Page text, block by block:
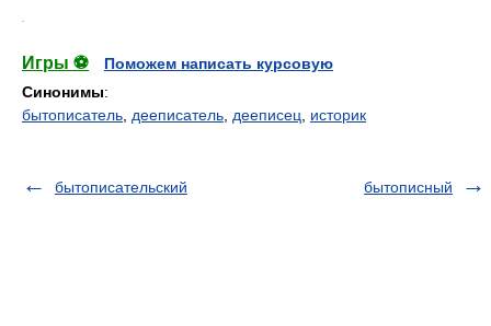
Игры ⚽
Поможем написать курсовую
Синонимы:
бытописатель дееписатель дееписец историк
бытописательский бытописный